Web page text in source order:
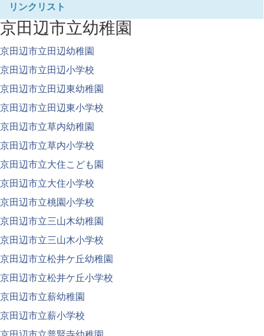
リンクリスト
京田辺市立幼稚園
京田辺市立田辺幼稚園
京田辺市立田辺小学校
京田辺市立田辺東幼稚園
京田辺市立田辺東小学校
京田辺市立草内幼稚園
京田辺市立草内小学校
京田辺市立大住こども園
京田辺市立大住小学校
京田辺市立桃園小学校
京田辺市立三山木幼稚園
京田辺市立三山木小学校
京田辺市立松井ケ丘幼稚園
京田辺市立松井ケ丘小学校
京田辺市立薪幼稚園
京田辺市立薪小学校